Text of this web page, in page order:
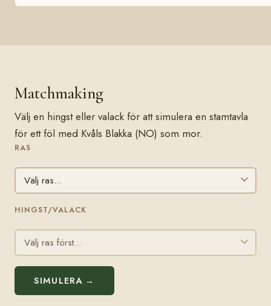
Matchmaking
Välj en hingst eller valack för att simulera en stamtavla
för ett föl med Kvåls Blakka (NO) som mor.
RAS
HINGST/VALACK
SIMULERA →